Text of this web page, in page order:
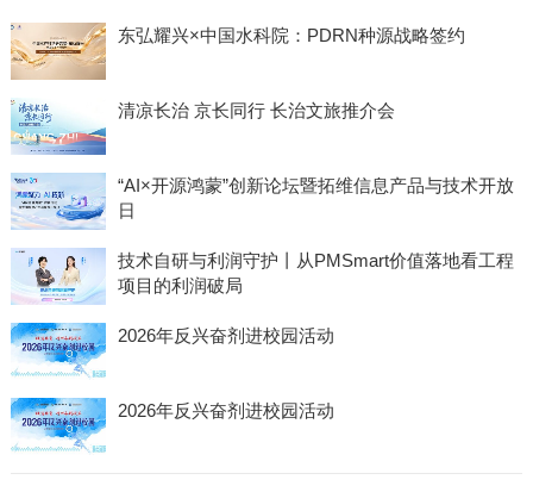
东弘耀兴×中国水科院：PDRN种源战略签约
清凉长治 京长同行 长治文旅推介会
“AI×开源鸿蒙”创新论坛暨拓维信息产品与技术开放
日
技术自研与利润守护丨从PMSmart价值落地看工程
项目的利润破局
2026年反兴奋剂进校园活动
2026年反兴奋剂进校园活动